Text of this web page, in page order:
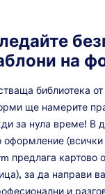
на
библиотека
ще намерите
за нула време! В
оформление
предлага картово
за да направи
и